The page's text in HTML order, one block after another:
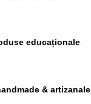
educaționale
& artizanale